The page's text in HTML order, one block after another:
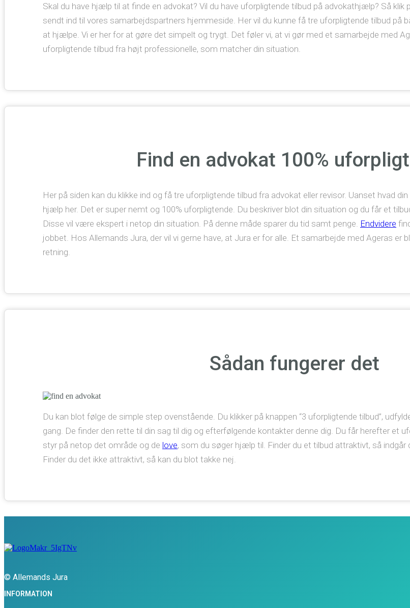
Skal du have hjælp til at finde en advokat? Vil du have uforpligtende tilbud på advokathjælp? Så klik
sendt ind til vores samarbejdspartners hjemmeside. Her vil du kunne få tre uforpligtende tilbud på
at hjælpe. Vi er her for at gøre det simpelt og trygt. Det føler vi, at vi gør med et samarbejde med
uforpligtende tilbud fra højt professionelle, som matcher din situation.
Find en advokat 100%
Her på siden kan du klikke ind og få tre uforpligtende tilbud fra advokat eller revisor. Uanset hvad
hjælp her. Det er super nemt og 100% uforpligtende. Du beskriver blot din situation og du får et
Disse vil være ekspert i netop din situation. På denne måde sparer du tid samt penge. Endvidere
jobbet. Hos Allemands Jura, der vil vi gerne have, at Jura er for alle. Et samarbejde med Ageras er
retning.
Sådan fungerer det
Du kan blot følge de simple step ovenstående. Du klikker på knappen “3 uforpligtende tilbud”,
gang. De finder den rette til din sag til dig og efterfølgende kontakter denne dig. Du får herefter et
styr på netop det område og de love, som du søger hjælp til. Finder du et tilbud attraktivt, så indgår
Finder du det ikke attraktivt, så kan du blot takke nej.
© Allemands Jura
INFORMATION